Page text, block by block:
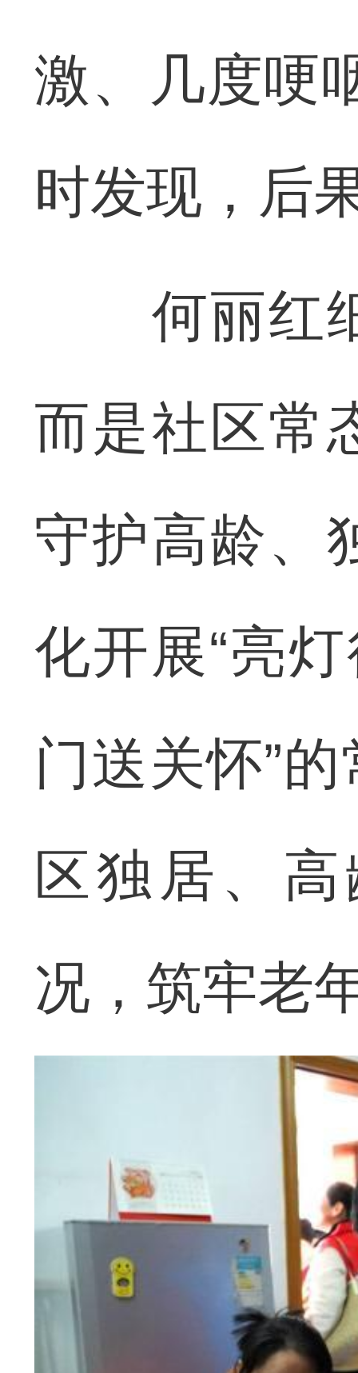
激、几度哽
时发现，后
何丽红细
而是社区常
守护高龄、
化开展“亮
门送关怀”
区独居、
况，筑牢老